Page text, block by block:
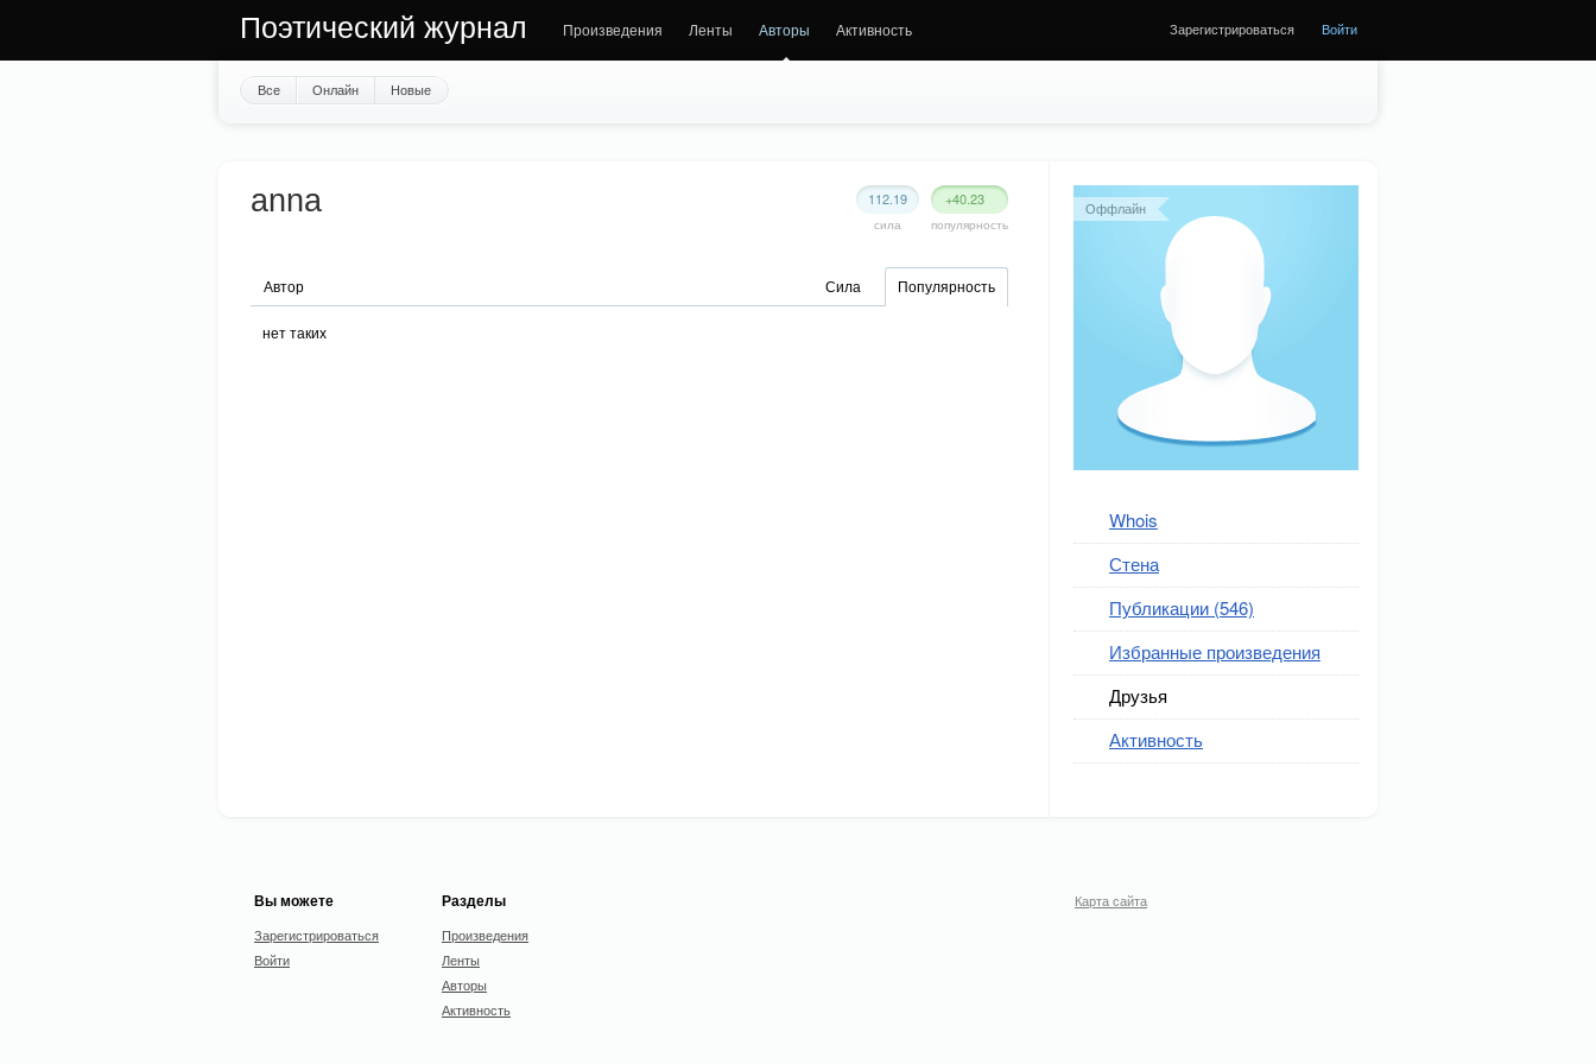
Поэтический журнал Произведения Ленты Авторы Активность Зарегистрироваться Войти
Все Онлайн Новые
Оффлайн
Whois
Стена
Публикации (546)
Избранные произведения
Друзья
Активность
+40.23
популярность
112.19
сила
anna
Автор Сила Популярность
нет таких
Вы можете
Зарегистрироваться
Войти
Разделы
Произведения
Ленты
Авторы
Активность
Карта сайта